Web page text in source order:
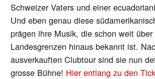
Schweizer Vaters und einer
Und eben genau diese
prägen ihre Musik, die schon weit über
Landesgrenzen hinaus bekannt ist.
ausverkauften Clubtour sind sie nun
grosse Bühne! Hier entlang zu den